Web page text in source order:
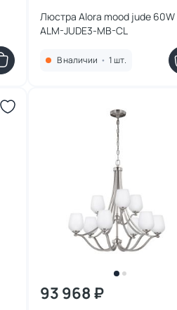
Люстра Alora mood jude 60W
ALM-JUDE3-MB-CL
В наличии • 1 шт.
93 968 ₽